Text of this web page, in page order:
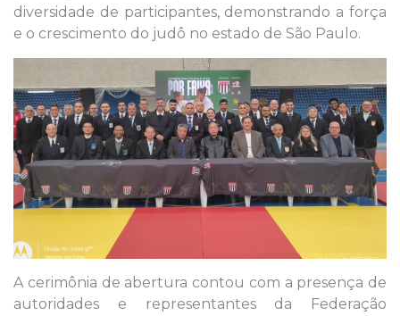
diversidade de participantes, demonstrando a força
e o crescimento do judô no estado de São Paulo.
A cerimônia de abertura contou com a presença de
autoridades e representantes da Federação